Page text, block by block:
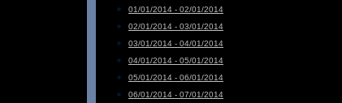
01/01/2014 - 02/01/2014
02/01/2014 - 03/01/2014
03/01/2014 - 04/01/2014
04/01/2014 - 05/01/2014
05/01/2014 - 06/01/2014
06/01/2014 - 07/01/2014